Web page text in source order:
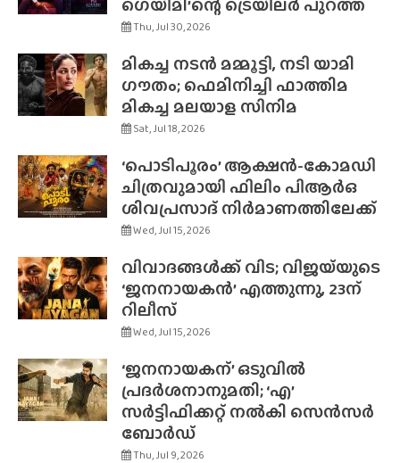
ഗെയിമി’ന്റെ ട്രെയിലർ പുറത്ത്
Thu, Jul 30, 2026
മികച്ച നടൻ മമ്മൂട്ടി, നടി യാമി
ഗൗതം; ഫെമിനിച്ചി ഫാത്തിമ
മികച്ച മലയാള സിനിമ
Sat, Jul 18, 2026
‘പൊടിപൂരം’ ആക്ഷൻ-കോമഡി
ചിത്രവുമായി ഫിലിം പിആർഒ
ശിവപ്രസാദ് നിർമാണത്തിലേക്ക്
Wed, Jul 15, 2026
വിവാദങ്ങൾക്ക് വിട; വിജയ്‌യുടെ
‘ജനനായകൻ’ എത്തുന്നു, 23ന്
റിലീസ്
Wed, Jul 15, 2026
‘ജനനായകന്’ ഒടുവിൽ
പ്രദർശനാനുമതി; ‘എ’
സർട്ടിഫിക്കറ്റ് നൽകി സെൻസർ
ബോർഡ്
Thu, Jul 9, 2026